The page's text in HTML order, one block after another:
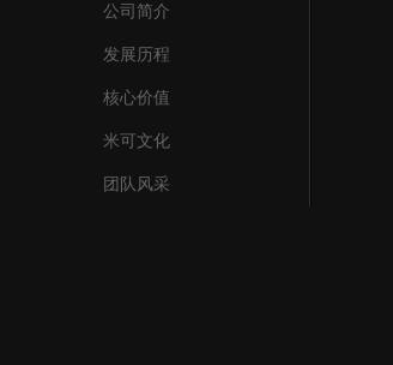
公司简介
发展历程
核心价值
米可文化
团队风采